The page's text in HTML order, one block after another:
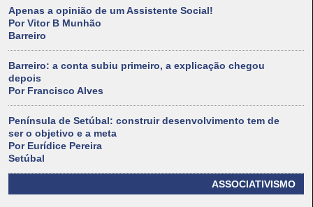
Apenas a opinião de um Assistente Social!
Por Vitor B Munhão
Barreiro
Barreiro: a conta subiu primeiro, a explicação chegou
depois
Por Francisco Alves
Península de Setúbal: construir desenvolvimento tem de
ser o objetivo e a meta
Por Eurídice Pereira
Setúbal
ASSOCIATIVISMO